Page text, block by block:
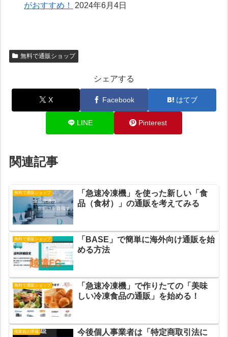
がおすすめ！
2024年6月4日
無料で通販ショップ
シェアする
X Facebook はてブ
LINE Pinterest
関連記事
無料で通販ショップ
「急速冷凍機」を使った新しい「食
品（食材）」の通販を考えてみる
無料で通販ショップ
「BASE」で簡単に海外向け通販を始
める方法
無料で通販ショップ
「急速冷凍機」で作りたての「美味
しい冷凍食品の通販」を始める！
開業前の準備
今後個人事業者は「特定商取引法に